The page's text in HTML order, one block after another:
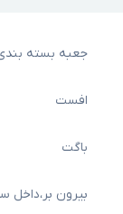
جعبه بسته
افست
باگت
بیرون بر،داخل